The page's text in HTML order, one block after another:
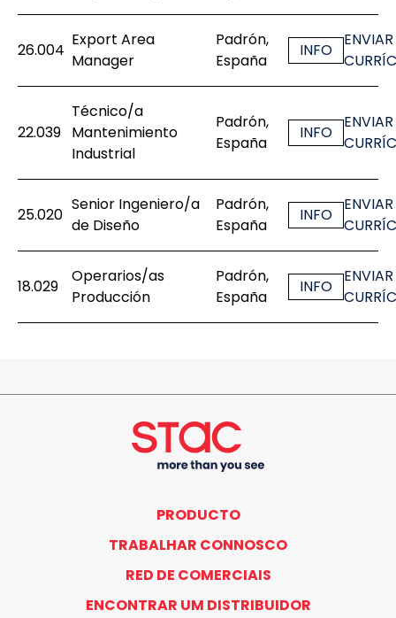
26.004
Export Area
Manager
Padrón,
España
INFO
ENVIAR
22.039
Técnico/a
Mantenimiento
Industrial
Padrón,
España
INFO
ENVIAR
25.020
Senior Ingeniero/a
de Diseño
Padrón,
España
INFO
ENVIAR
18.029
Operarios/as
Producción
Padrón,
España
INFO
ENVIAR
PRODUCTO
TRABALHAR CONNOSCO
RED DE COMERCIAIS
ENCONTRAR UM DISTRIBUIDOR